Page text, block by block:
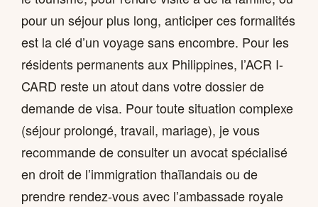
pour un séjour plus long, anticiper ces formalités
est la clé d’un voyage sans encombre. Pour les
résidents permanents aux Philippines, l’ACR I-
CARD reste un atout dans votre dossier de
demande de visa. Pour toute situation complexe
(séjour prolongé, travail, mariage), je vous
recommande de consulter un avocat spécialisé
en droit de l’immigration thaïlandais ou de
prendre rendez-vous avec l’ambassade royale